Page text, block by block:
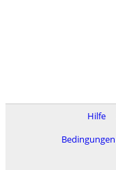
Hilfe
Bedingungen